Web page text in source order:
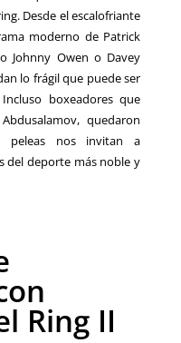
Desde el escalofriante
moderno de Patrick
Johnny Owen o Davey
lo frágil que puede ser
boxeadores que
quedaron
peleas nos invitan a
del deporte más noble y
Ring II